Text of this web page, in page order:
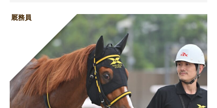
厩務員